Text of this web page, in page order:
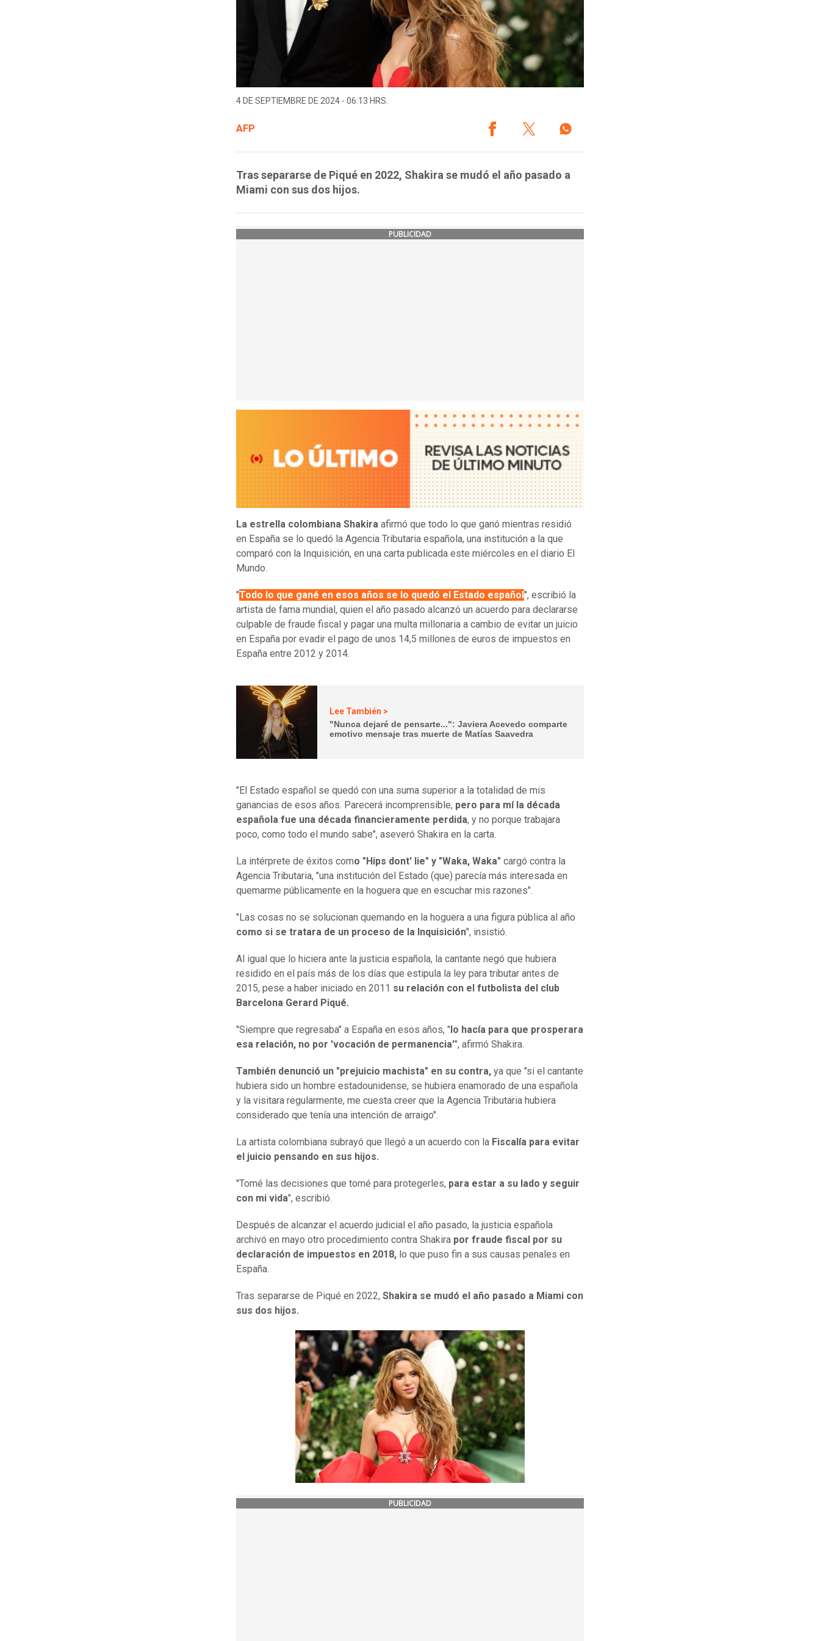
4 DE SEPTIEMBRE DE 2024 - 06:13 HRS.
AFP
Tras separarse de Piqué en 2022, Shakira se mudó el año pasado a
Miami con sus dos hijos.
PUBLICIDAD
La estrella colombiana Shakira afirmó que todo lo que ganó mientras residió
en España se lo quedó la Agencia Tributaria española, una institución a la que
comparó con la Inquisición, en una carta publicada este miércoles en el diario El
Mundo.
"Todo lo que gané en esos años se lo quedó el Estado español ", escribió la
artista de fama mundial, quien el año pasado alcanzó un acuerdo para declararse
culpable de fraude fiscal y pagar una multa millonaria a cambio de evitar un juicio
en España por evadir el pago de unos 14,5 millones de euros de impuestos en
España entre 2012 y 2014.
Lee También >
"Nunca dejaré de pensarte...": Javiera Acevedo comparte
emotivo mensaje tras muerte de Matías Saavedra
"El Estado español se quedó con una suma superior a la totalidad de mis
ganancias de esos años. Parecerá incomprensible, pero para mí la década
española fue una década financieramente perdida, y no porque trabajara
poco, como todo el mundo sabe", aseveró Shakira en la carta.
La intérprete de éxitos como "Hips dont' lie" y "Waka, Waka" cargó contra la
Agencia Tributaria, "una institución del Estado (que) parecía más interesada en
quemarme públicamente en la hoguera que en escuchar mis razones".
"Las cosas no se solucionan quemando en la hoguera a una figura pública al año
como si se tratara de un proceso de la Inquisición", insistió.
Al igual que lo hiciera ante la justicia española, la cantante negó que hubiera
residido en el país más de los días que estipula la ley para tributar antes de
2015, pese a haber iniciado en 2011 su relación con el futbolista del club
Barcelona Gerard Piqué.
"Siempre que regresaba" a España en esos años, " lo hacía para que prosperara
esa relación, no por 'vocación de permanencia'", afirmó Shakira.
También denunció un "prejuicio machista" en su contra, ya que "si el cantante
hubiera sido un hombre estadounidense, se hubiera enamorado de una española
y la visitara regularmente, me cuesta creer que la Agencia Tributaria hubiera
considerado que tenía una intención de arraigo".
La artista colombiana subrayó que llegó a un acuerdo con la Fiscalía para evitar
el juicio pensando en sus hijos.
"Tomé las decisiones que tomé para protegerles, para estar a su lado y seguir
con mi vida", escribió.
Después de alcanzar el acuerdo judicial el año pasado, la justicia española
archivó en mayo otro procedimiento contra Shakira por fraude fiscal por su
declaración de impuestos en 2018, lo que puso fin a sus causas penales en
España.
Tras separarse de Piqué en 2022, Shakira se mudó el año pasado a Miami con
sus dos hijos.
PUBLICIDAD